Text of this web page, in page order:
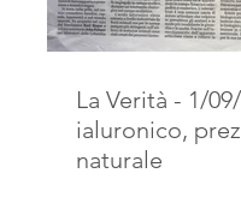
La Verità - 1/
ialuronico,
naturale